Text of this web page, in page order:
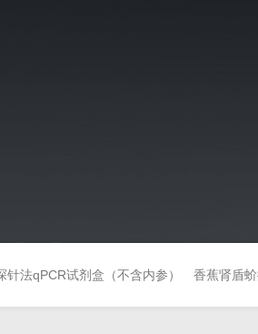
针法qPCR试剂盒（不含内参） 香蕉肾盾